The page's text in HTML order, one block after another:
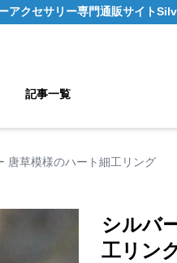
アクセサリー専門通販サイト
記事一覧
唐草模様のハート細工リング
シルバ
工リン